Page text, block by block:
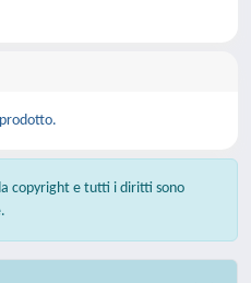
copyright e tutti i diritti sono